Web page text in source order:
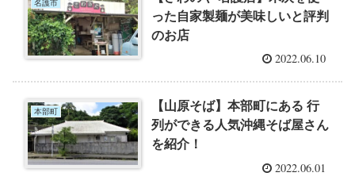
名護市
った自家製麺が美味しいと評判
のお店
2022.06.10
本部町
【山原そば】本部町にある 行
列ができる人気沖縄そば屋さん
を紹介！
2022.06.01